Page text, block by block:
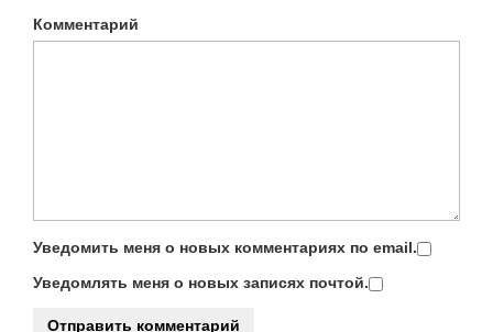
Комментарий
Уведомить меня о новых комментариях по email.
Уведомлять меня о новых записях почтой.